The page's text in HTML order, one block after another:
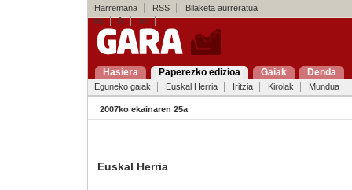
Harremana RSS
Bilaketa aurreratua
es
fr en
Hasiera Paperezko edizioa Gaiak Denda
Eguneko gaiak Euskal Herria Iritzia Kirolak Mundua
2007ko ekainaren 25a
Euskal Herria